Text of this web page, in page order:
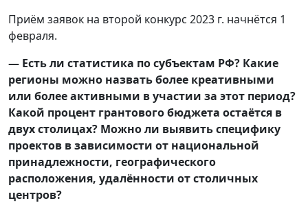
Приём заявок на второй конкурс 2023 г. начнётся 1
февраля.
— Есть ли статистика по субъектам РФ? Какие
регионы можно назвать более креативными
или более активными в участии за этот период?
Какой процент грантового бюджета остаётся в
двух столицах? Можно ли выявить специфику
проектов в зависимости от национальной
принадлежности, географического
расположения, удалённости от столичных
центров?